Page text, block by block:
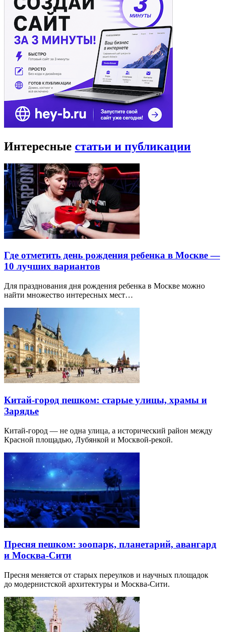
Интересные статьи и публикации
Где отметить день рождения ребенка в Москве —
10 лучших вариантов
Для празднования дня рождения ребенка в Москве можно
найти множество интересных мест…
Китай-город пешком: старые улицы, храмы и
Зарядье
Китай-город — не одна улица, а исторический район между
Красной площадью, Лубянкой и Москвой-рекой.
Пресня пешком: зоопарк, планетарий, авангард
и Москва-Сити
Пресня меняется от старых переулков и научных площадок
до модернистской архитектуры и Москва-Сити.